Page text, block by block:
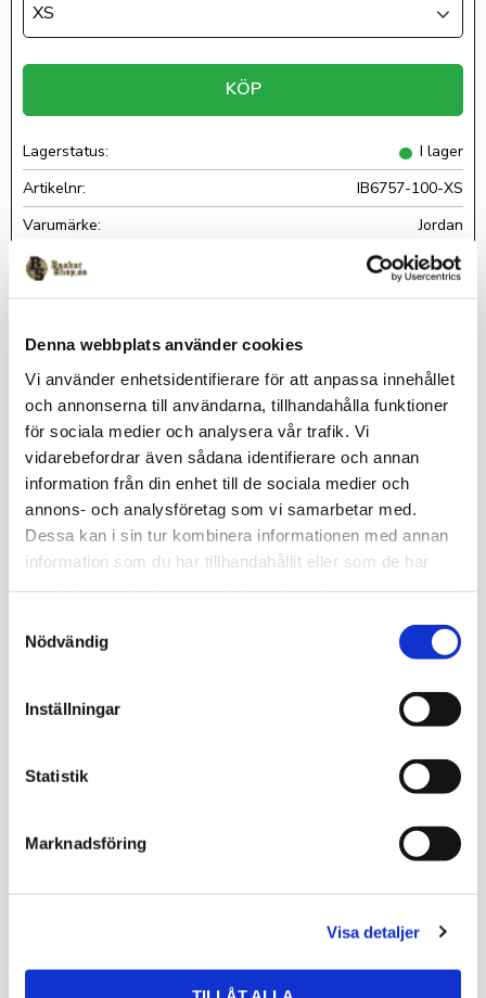
Denna webbplats använder cookies
Vi använder enhetsidentifierare för att anpassa innehållet
och annonserna till användarna, tillhandahålla funktioner
för sociala medier och analysera vår trafik. Vi
vidarebefordrar även sådana identifierare och annan
information från din enhet till de sociala medier och
annons- och analysföretag som vi samarbetar med.
Dessa kan i sin tur kombinera informationen med annan
information som du har tillhandahållit eller som de har
Nödvändig
Inställningar
Statistik
Marknadsföring
Visa detaljer
XS
KÖP
Lagerstatus
I lager
Artikelnr
IB6757-100-XS
Jordan
Liten Jumpman logga på bröstet.
Omdömen
Du
Relaterade produkter